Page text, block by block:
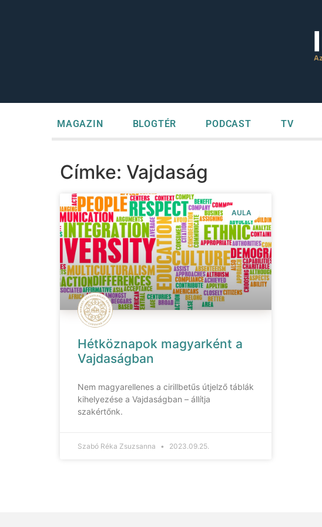
MAGAZIN BLOGTÉR PODCAST TV
Címke: Vajdaság
AULA
Hétköznapok magyarként a
Vajdaságban
Nem magyarellenes a cirillbetűs útjelző táblák
kihelyezése a Vajdaságban – állítja
szakértőnk.
Szabó Réka Zsuzsanna 2023.09.25.